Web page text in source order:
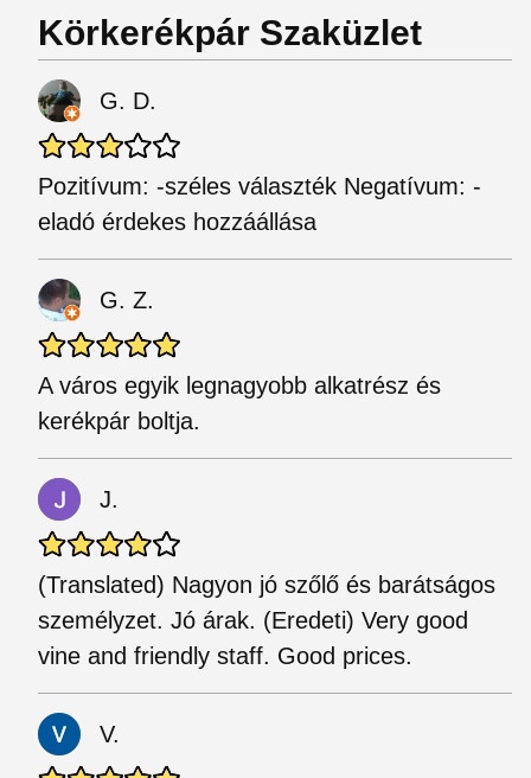
Körkerékpár Szaküzlet
G. D.
Pozitívum: -széles választék Negatívum: -
eladó érdekes hozzáállása
G. Z.
A város egyik legnagyobb alkatrész és
kerékpár boltja.
J.
(Translated) Nagyon jó szőlő és barátságos
személyzet. Jó árak. (Eredeti) Very good
vine and friendly staff. Good prices.
V.